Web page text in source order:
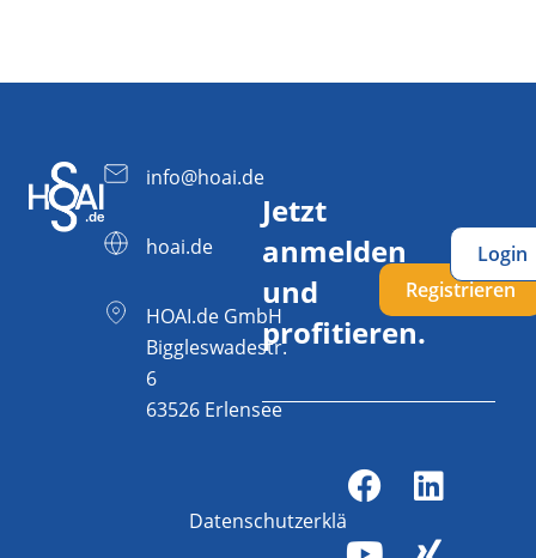
info@hoai.de
hoai.de
HOAI.de GmbH
Biggleswadestr.
6
63526 Erlensee
Jetzt
anmelden
und
profitieren.
Registrieren
Login
Datenschutzerklärung